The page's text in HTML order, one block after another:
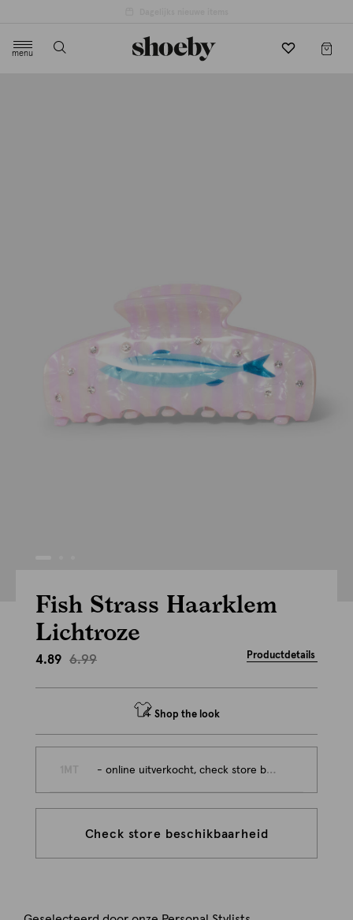
menu
Fish Strass Haarklem
Lichtroze
4.89 6.99 Productdetails
Shop the look
- online uitverkocht, check store beschikbaarheid
Check store beschikbaarheid